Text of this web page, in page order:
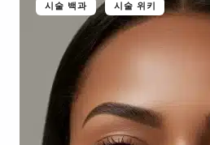
시술 백과 시술 위키